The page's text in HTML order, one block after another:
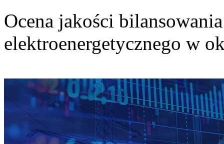
Ocena jakości
elektroenergetycznego w